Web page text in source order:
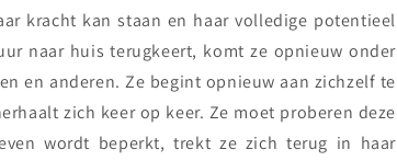
kracht kan staan en haar volledige potentieel
naar huis terugkeert, komt ze opnieuw onder
en anderen. Ze begint opnieuw aan zichzelf te
zich keer op keer. Ze moet proberen deze
wordt beperkt, trekt ze zich terug in haar